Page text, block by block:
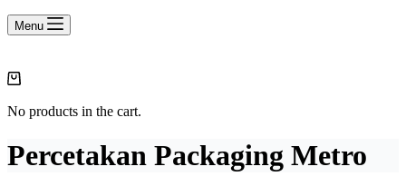
Menu
Shopping
No products in the cart.
Percetakan Packaging Metro